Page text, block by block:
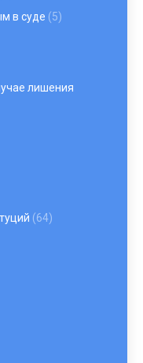
в суде (5)
лишения
(64)